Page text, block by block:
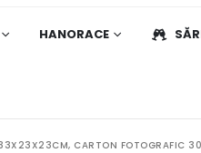
HANORACE
33X23X23CM, CARTON FOTOGRAFIC